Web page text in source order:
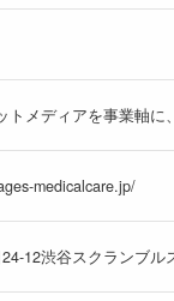
トメディアを事業軸
medicalcare.jp/
12渋谷スクランブル